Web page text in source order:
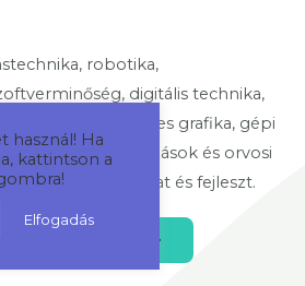
robotika,
digitális technika,
számítógépes grafika, gépi
élettani szabályozások és orvosi
oktat, kutat és fejleszt.
IIT Tanszékről!
használ! Ha
kattintson a
Elfogadás